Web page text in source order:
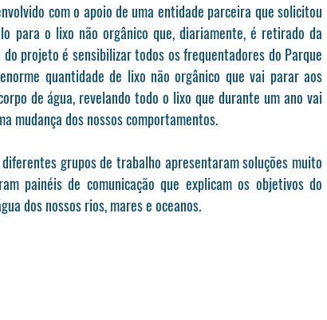
com o apoio de uma entidade parceira que solicitou
para o lixo não orgânico que, diariamente, é retirado da
projeto é sensibilizar todos os frequentadores do Parque
quantidade de lixo não orgânico que vai parar aos
de água, revelando todo o lixo que durante um ano vai
mudança dos nossos comportamentos.
grupos de trabalho apresentaram soluções muito
painéis de comunicação que explicam os objetivos do
dos nossos rios, mares e oceanos.